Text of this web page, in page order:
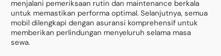
menjalani pemeriksaan rutin dan maintenance berkala
untuk memastikan performa optimal. Selanjutnya, semua
mobil dilengkapi dengan asuransi komprehensif untuk
memberikan perlindungan menyeluruh selama masa
sewa.